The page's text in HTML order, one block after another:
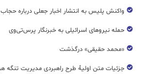
واکنش پلیس به انتشار اخبار جعلی درباره حجاب
حمله نیروهای اسرائیلی به خبرنگار پرس‌تی‌وی
«محمد حقیقی» درگذشت
جزئیات متن اولیۀ طرح راهبردی مدیریت تنگه